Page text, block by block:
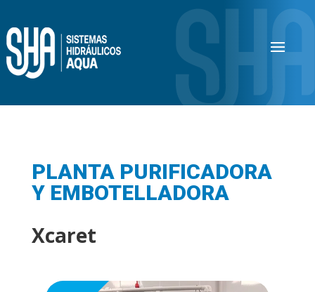
PLANTA PURIFICADORA
Y EMBOTELLADORA
Xcaret